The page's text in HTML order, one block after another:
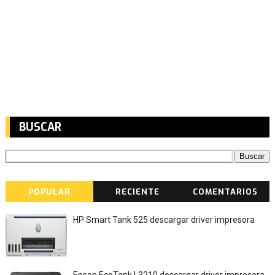
BUSCAR
POPULAR RECIENTE COMENTARIOS
HP Smart Tank 525 descargar driver impresora